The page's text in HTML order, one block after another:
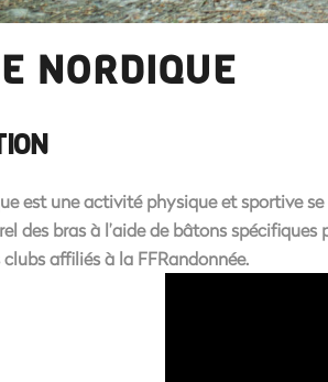
NORDIQUE
est une activité physique et sportive
des bras à l’aide de bâtons
clubs affiliés à la FFRandonnée.